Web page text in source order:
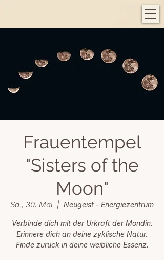
Frauentempel
"Sisters of the
Moon"
Sa., 30. Mai
  |
Neugeist - Energiezentrum
Verbinde dich mit der Urkraft der Mondin.
Erinnere dich an deine zyklische Natur.
Finde zurück in deine weibliche Essenz.